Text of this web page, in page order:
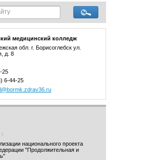
медицинский колледж
обл. г. Борисоглебск ул.
д. 8
25
6-44-25
национального проекта
"Продолжительная и